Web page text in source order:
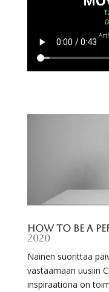
HOW TO BE A
2020
Nainen suorittaa
vastaamaan uusiin
inspiraationa on